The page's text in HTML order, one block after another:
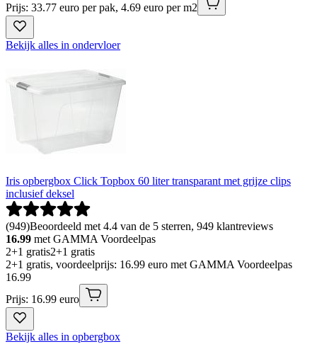
Prijs: 33.77 euro per pak, 4.69 euro per m2
Bekijk alles in ondervloer
Iris opbergbox Click Topbox 60 liter transparant met grijze clips
inclusief deksel
(949)Beoordeeld met 4.4 van de 5 sterren, 949 klantreviews
16.99 met GAMMA Voordeelpas
2+1 gratis2+1 gratis
2+1 gratis, voordeelprijs: 16.99 euro met GAMMA Voordeelpas
16.99
Prijs: 16.99 euro
Bekijk alles in opbergbox